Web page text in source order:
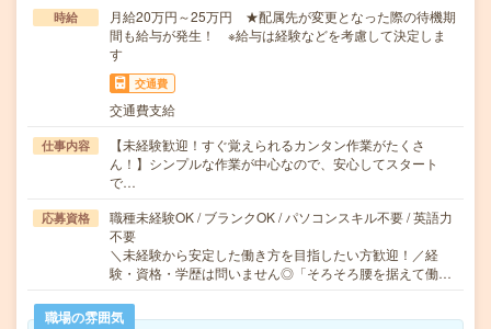
時給
月給20万円～25万円 ★配属先が変更となった際の待機期
間も給与が発生！ ※給与は経験などを考慮して決定しま
す
交通費
交通費支給
仕事内容
【未経験歓迎！すぐ覚えられるカンタン作業がたくさ
ん！】シンプルな作業が中心なので、安心してスタート
で…
応募資格
職種未経験OK / ブランクOK / パソコンスキル不要 / 英語力
不要
＼未経験から安定した働き方を目指したい方歓迎！／経
験・資格・学歴は問いません◎「そろそろ腰を据えて働…
職場の雰囲気